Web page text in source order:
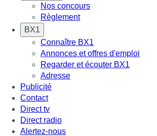
Nos concours
Règlement
BX1
Connaître BX1
Annonces et offres d'emploi
Regarder et écouter BX1
Adresse
Publicité
Contact
Direct tv
Direct radio
Alertez-nous